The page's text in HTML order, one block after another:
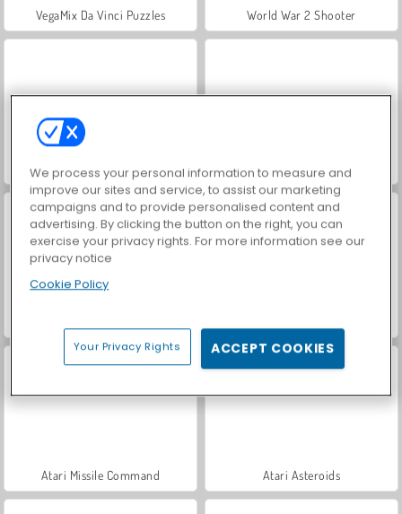
VegaMix Da Vinci Puzzles World War 2 Shooter
ASMR Makeover & Makeup Studio Farm Merge Valley
Atari Missile Command Atari Asteroids
We process your personal information to measure and
improve our sites and service, to assist our marketing
campaigns and to provide personalised content and
advertising. By clicking the button on the right, you can
exercise your privacy rights. For more information see our
privacy notice
Cookie Policy
Your Privacy Rights ACCEPT COOKIES